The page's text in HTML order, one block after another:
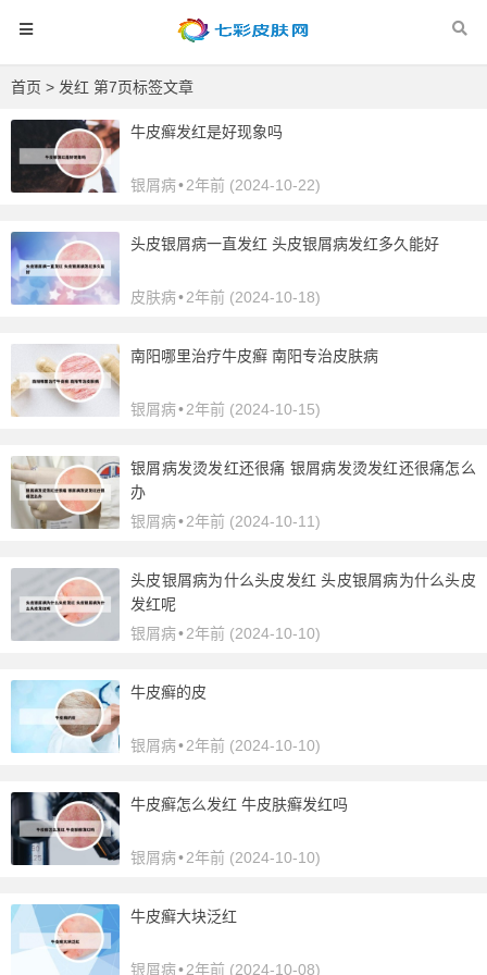
首页 > 发红 第7页标签文章
牛皮癣发红是好现象吗
银屑病•2年前 (2024-10-22)
头皮银屑病一直发红 头皮银屑病发红多久能好
皮肤病•2年前 (2024-10-18)
南阳哪里治疗牛皮癣 南阳专治皮肤病
银屑病•2年前 (2024-10-15)
银屑病发烫发红还很痛 银屑病发烫发红还很痛怎么
办
银屑病•2年前 (2024-10-11)
头皮银屑病为什么头皮发红 头皮银屑病为什么头皮
发红呢
银屑病•2年前 (2024-10-10)
牛皮癣的皮
银屑病•2年前 (2024-10-10)
牛皮癣怎么发红 牛皮肤癣发红吗
银屑病•2年前 (2024-10-10)
牛皮癣大块泛红
银屑病•2年前 (2024-10-08)